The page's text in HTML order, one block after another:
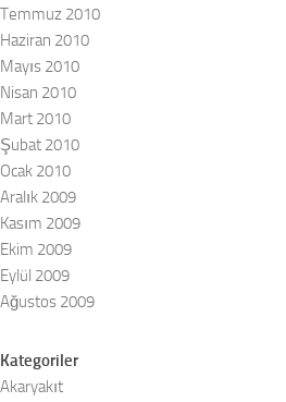
Temmuz 2010
Haziran 2010
Mayıs 2010
Nisan 2010
Mart 2010
Şubat 2010
Ocak 2010
Aralık 2009
Kasım 2009
Ekim 2009
Eylül 2009
Ağustos 2009
Kategoriler
Akaryakıt